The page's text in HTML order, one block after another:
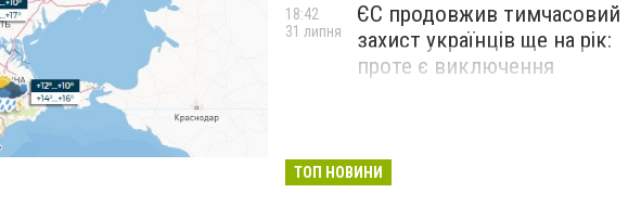
ЄС продовжив тимчасовий
захист українців ще на рік:
проте є виключення
18:42
31 липня
ТОП НОВИНИ